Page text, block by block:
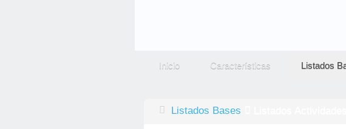
Inicio Características Listados
Listados Bases